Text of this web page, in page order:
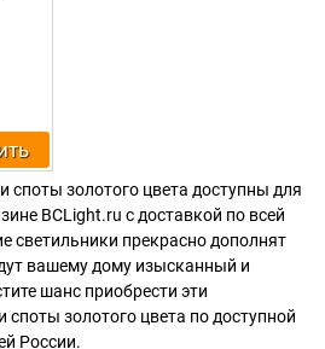
споты золотого цвета доступны для
BCLight.ru с доставкой по всей
светильники прекрасно дополнят
вашему дому изысканный и
шанс приобрести эти
споты золотого цвета по доступной
России.